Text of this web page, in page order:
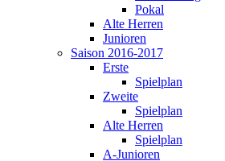
Pokal
Alte Herren
Junioren
Saison 2016-2017
Erste
Spielplan
Zweite
Spielplan
Alte Herren
Spielplan
A-Junioren